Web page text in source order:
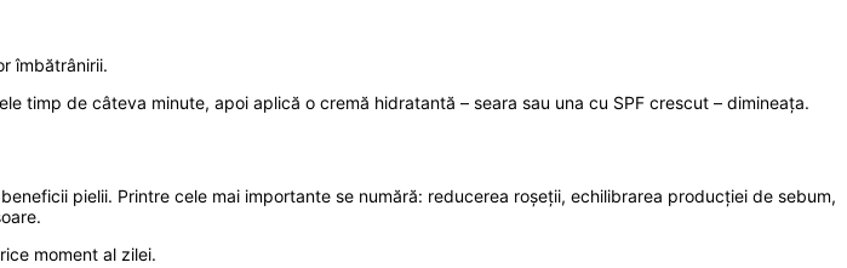
îmbătrânirii.
timp de câteva minute, apoi aplică o cremă hidratantă – seara sau una cu SPF crescut – dimineața.
pielii. Printre cele mai importante se numără: reducerea roșeții, echilibrarea producției de sebum,
moment al zilei.